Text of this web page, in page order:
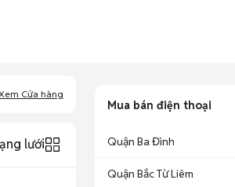
Cửa hàng
lưới
Mua bán điện thoại
Quận Ba Đình
Quận Bắc Từ Liêm